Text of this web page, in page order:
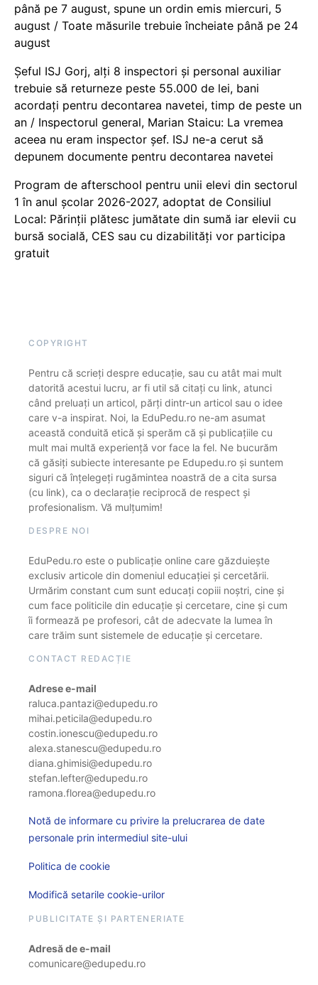
până pe 7 august, spune un ordin emis miercuri, 5
august / Toate măsurile trebuie încheiate până pe 24
august
Șeful ISJ Gorj, alți 8 inspectori și personal auxiliar
trebuie să returneze peste 55.000 de lei, bani
acordați pentru decontarea navetei, timp de peste un
an / Inspectorul general, Marian Staicu: La vremea
aceea nu eram inspector șef. ISJ ne-a cerut să
depunem documente pentru decontarea navetei
Program de afterschool pentru unii elevi din sectorul
1 în anul școlar 2026-2027, adoptat de Consiliul
Local: Părinții plătesc jumătate din sumă iar elevii cu
bursă socială, CES sau cu dizabilităţi vor participa
gratuit
COPYRIGHT
Pentru că scrieți despre educație, sau cu atât mai mult
datorită acestui lucru, ar fi util să citați cu link, atunci
când preluați un articol, părți dintr-un articol sau o idee
care v-a inspirat. Noi, la EduPedu.ro ne-am asumat
această conduită etică și sperăm că și publicațiile cu
mult mai multă experiență vor face la fel. Ne bucurăm
că găsiți subiecte interesante pe Edupedu.ro și suntem
siguri că înțelegeți rugămintea noastră de a cita sursa
(cu link), ca o declarație reciprocă de respect și
profesionalism. Vă mulțumim!
DESPRE NOI
EduPedu.ro este o publicație online care găzduiește
exclusiv articole din domeniul educației și cercetării.
Urmărim constant cum sunt educați copiii noștri, cine și
cum face politicile din educație și cercetare, cine și cum
îi formează pe profesori, cât de adecvate la lumea în
care trăim sunt sistemele de educație și cercetare.
CONTACT REDACȚIE
Adrese e-mail
raluca.pantazi@edupedu.ro
mihai.peticila@edupedu.ro
costin.ionescu@edupedu.ro
alexa.stanescu@edupedu.ro
diana.ghimisi@edupedu.ro
stefan.lefter@edupedu.ro
ramona.florea@edupedu.ro
Notă de informare cu privire la prelucrarea de date
personale prin intermediul site-ului
Politica de cookie
Modifică setarile cookie-urilor
PUBLICITATE ȘI PARTENERIATE
Adresă de e-mail
comunicare@edupedu.ro